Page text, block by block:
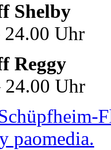
Shelby
Uhr
Reggy
24.00 Uhr
paomedia.